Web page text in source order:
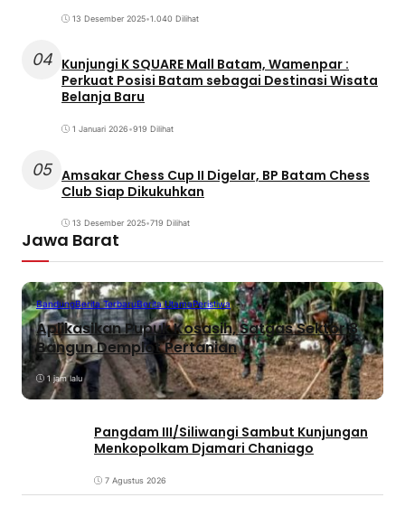
13 Desember 2025•1.040 Dilihat
04 Kunjungi K SQUARE Mall Batam, Wamenpar :
Perkuat Posisi Batam sebagai Destinasi Wisata
Belanja Baru
1 Januari 2026•919 Dilihat
05 Amsakar Chess Cup II Digelar, BP Batam Chess
Club Siap Dikukuhkan
13 Desember 2025•719 Dilihat
Jawa Barat
BandungBerita TerbaruBerita UtamaPeristiwa
Aplikasikan Pupuk Kosasih, Satgas Sektor 8
Bangun Demplot Pertanian
1 jam lalu
Pangdam III/Siliwangi Sambut Kunjungan
Menkopolkam Djamari Chaniago
7 Agustus 2026